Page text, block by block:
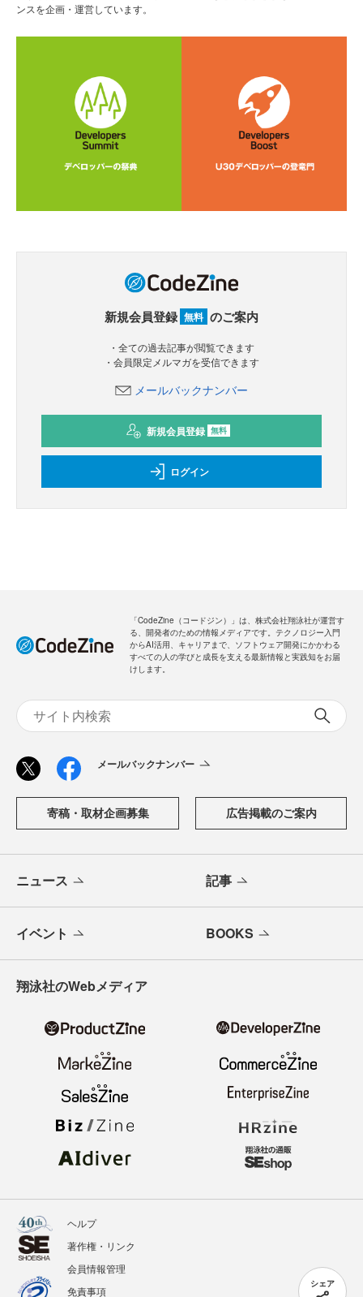
シェア
ンスを企画・運営しています。
新規会員登録 無料 のご案内
・全ての過去記事が閲覧できます
・会員限定メルマガを受信できます
メールバックナンバー
新規会員登録 無料
ログイン
「CodeZine（コードジン）」は、株式会社翔泳社が運営す
る、開発者のための情報メディアです。テクノロジー入門
からAI活用、キャリアまで、ソフトウェア開発にかかわる
すべての人の学びと成長を支える最新情報と実践知をお届
けします。
メールバックナンバー
寄稿・取材企画募集 広告掲載のご案内
ニュース 記事
イベント BOOKS
翔泳社のWebメディア
ヘルプ
著作権・リンク
会員情報管理
免責事項